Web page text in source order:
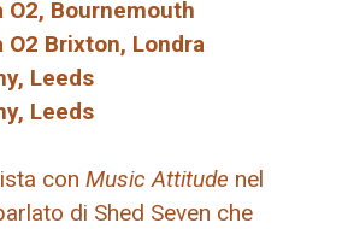
O2, Bournemouth
O2 Brixton, Londra
Leeds
Leeds
con Music Attitude nel
di Shed Seven che